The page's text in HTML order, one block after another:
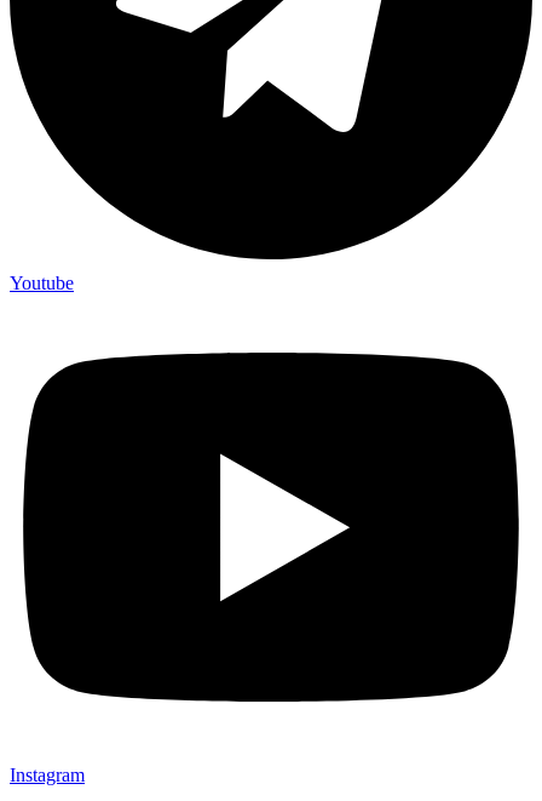
Youtube
Instagram